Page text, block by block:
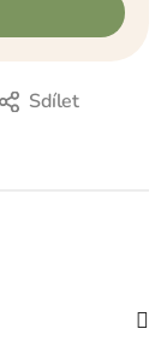
Sdílet